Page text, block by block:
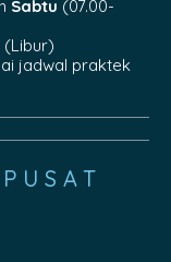
Sabtu (07.00-
(Libur)
jadwal praktek